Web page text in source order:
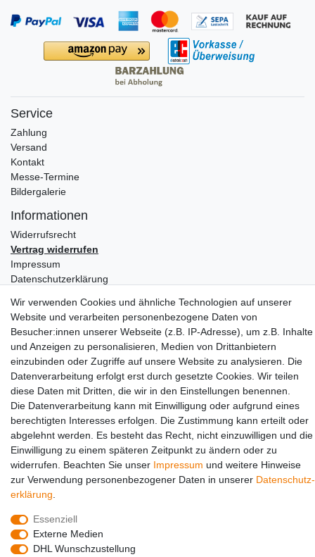
Service
Zahlung
Versand
Kontakt
Messe-Termine
Bildergalerie
Informationen
Widerrufs­recht
Vertrag widerrufen
Impressum
Daten­schutz­erklärung
Partners
Social Media
Wir verwenden Cookies und ähnliche Technologien auf unserer
Website und verarbeiten personenbezogene Daten von
Besucher:innen unserer Webseite (z.B. IP-Adresse), um z.B. Inhalte
und Anzeigen zu personalisieren, Medien von Drittanbietern
einzubinden oder Zugriffe auf unsere Website zu analysieren. Die
Datenverarbeitung erfolgt erst durch gesetzte Cookies. Wir teilen
diese Daten mit Dritten, die wir in den Einstellungen benennen.
Die Datenverarbeitung kann mit Einwilligung oder aufgrund eines
berechtigten Interesses erfolgen. Die Zustimmung kann erteilt oder
abgelehnt werden. Es besteht das Recht, nicht einzuwilligen und die
Einwilligung zu einem späteren Zeitpunkt zu ändern oder zu
widerrufen. Beachten Sie unser Impressum und weitere Hinweise
zur Verwendung personenbezogener Daten in unserer Daten­schutz­
erklärung
Essenziell
Externe Medien
DHL Wunschzustellung